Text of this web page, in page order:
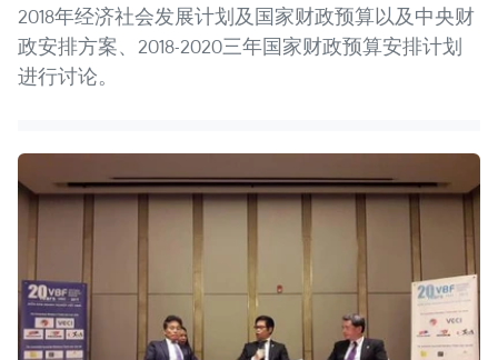
2018年经济社会发展计划及国家财政预算以及中央财
政安排方案、2018-2020三年国家财政预算安排计划
进行讨论。